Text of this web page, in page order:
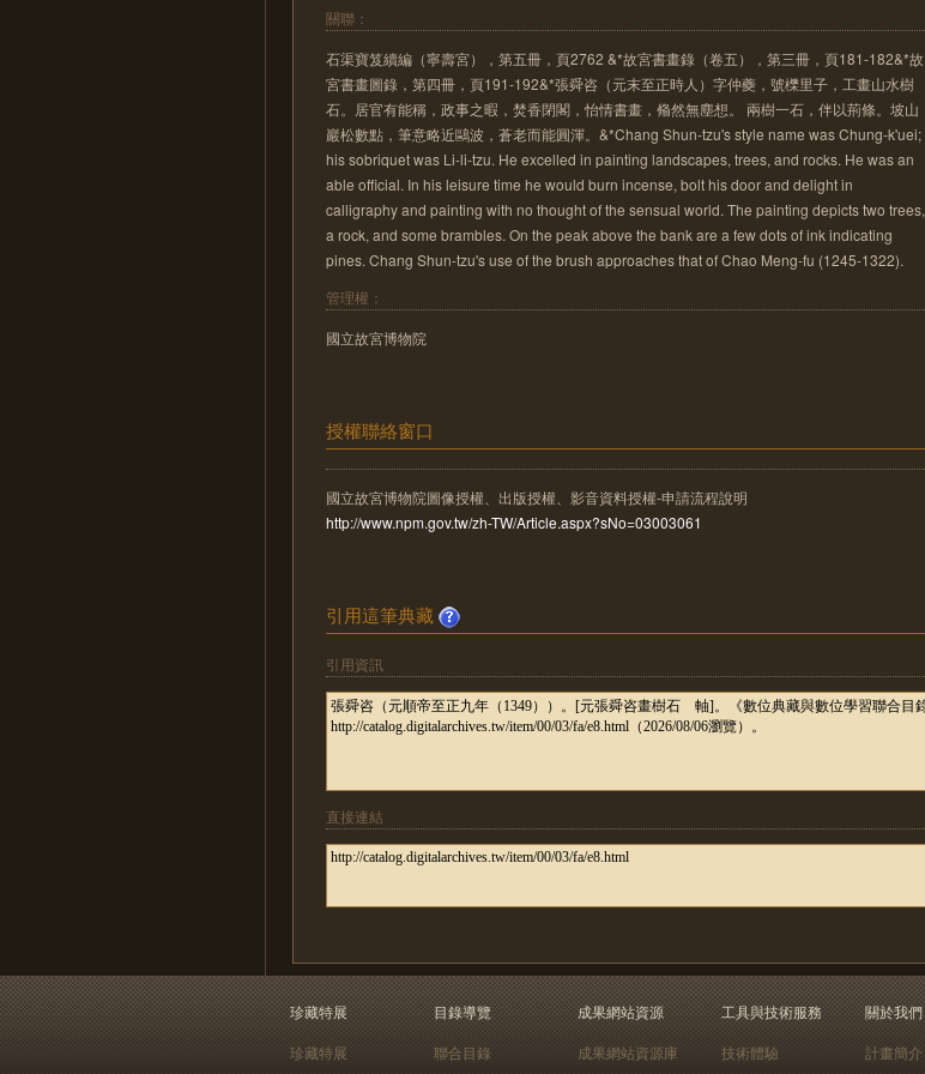
關聯：
石渠寶笈續編（寧壽宮），第五冊，頁2762 &*故宮書畫錄（卷五），第三冊，頁181-182&*故
宮書畫圖錄，第四冊，頁191-192&*張舜咨（元末至正時人）字仲夔，號櫟里子，工畫山水樹
石。居官有能稱，政事之暇，焚香閉閣，怡情書畫，翛然無塵想。 兩樹一石，伴以荊條。坡山
巖松數點，筆意略近鷗波，蒼老而能圓渾。&*Chang Shun-tzu's style name was Chung-k'uei;
his sobriquet was Li-li-tzu. He excelled in painting landscapes, trees, and rocks. He was an
able official. In his leisure time he would burn incense, bolt his door and delight in
calligraphy and painting with no thought of the sensual world. The painting depicts two trees,
a rock, and some brambles. On the peak above the bank are a few dots of ink indicating
pines. Chang Shun-tzu's use of the brush approaches that of Chao Meng-fu (1245-1322).
管理權：
國立故宮博物院
授權聯絡窗口
國立故宮博物院圖像授權、出版授權、影音資料授權-申請流程說明
http://www.npm.gov.tw/zh-TW/Article.aspx?sNo=03003061
引用這筆典藏
引用資訊
直接連結
珍藏特展
珍藏特展
目錄導覽
聯合目錄
成果網站資源
成果網站資源庫
工具與技術服務
技術體驗
關於我們
計畫簡介